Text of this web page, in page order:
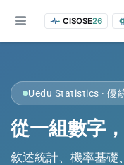
CISOSE26
Uedu Statistics · 優
從一組數字
敘述統計、機率基礎